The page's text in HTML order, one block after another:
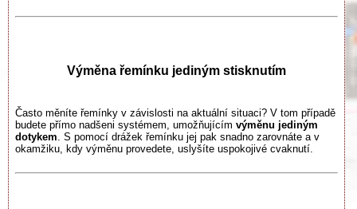
Výměna řemínku jediným stisknutím
Často měníte řemínky v závislosti na aktuální situaci? V tom případě
budete přímo nadšeni systémem, umožňujícím výměnu jediným
dotykem. S pomocí drážek řemínku jej pak snadno zarovnáte a v
okamžiku, kdy výměnu provedete, uslyšíte uspokojivé cvaknutí.